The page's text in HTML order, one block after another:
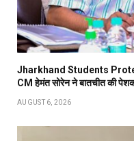
Jharkhand Students
CM हेमंत सोरेन ने बातचीत की
AUGUST 6, 2026